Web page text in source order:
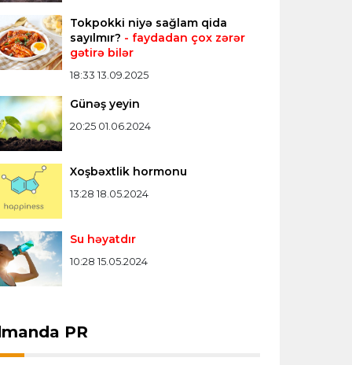
liqası 23:03 06.08.2026
"Dinamo"ya minimal
uduzdu
xəbərlər >>>
Tokpokki niyə sağlam qida
sayılmır? - faydadan çox zərər
gətirə bilər
18:33 13.09.2025
Günəş yeyin
20:25 01.06.2024
Xoşbəxtlik hormonu
13:28 18.05.2024
Su həyatdır
10:28 15.05.2024
PR